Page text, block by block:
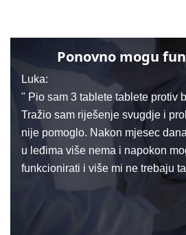
Ponovno mogu
Luka:
" Pio sam 3 tablete tablete protiv
Tražio sam riješenje svugdje i
nije pomoglo. Nakon mjesec
u leđima više nema i napokon
funkcionirati i više mi ne trebaju